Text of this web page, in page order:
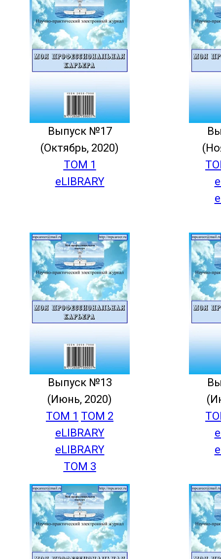
Выпуск №17
(Октябрь, 2020)
ТОМ 1
eLIBRARY
Выпуск №13
(Июнь, 2020)
ТОМ 1 ТОМ 2
eLIBRARY
eLIBRARY
ТОМ 3
eLIBRARY